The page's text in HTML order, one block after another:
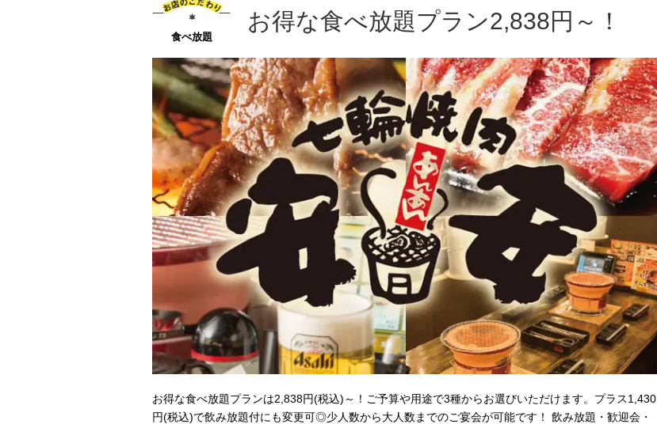
食べ放題
お得な食べ放題プラン2,838円～！
お得な食べ放題プランは2,838円(税込)～！ご予算や用途で3種からお選びいただけます。プラス1,430
円(税込)で飲み放題付にも変更可◎少人数から大人数までのご宴会が可能です！ 飲み放題・歓迎会・